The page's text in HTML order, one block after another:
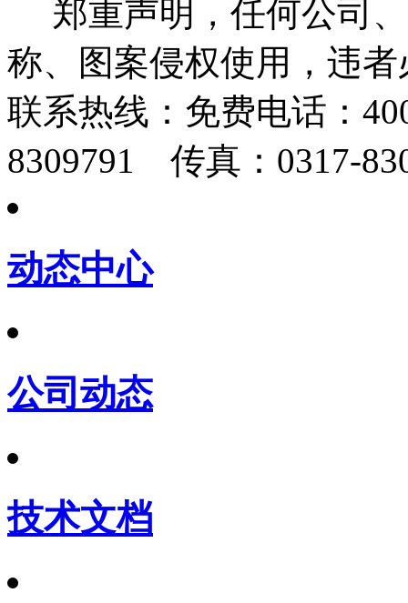
郑重声明，任何公司
称、图案侵权使用，违
联系热线： 免费电话：
8309791 传真：0317-
动态中心
公司动态
技术文档